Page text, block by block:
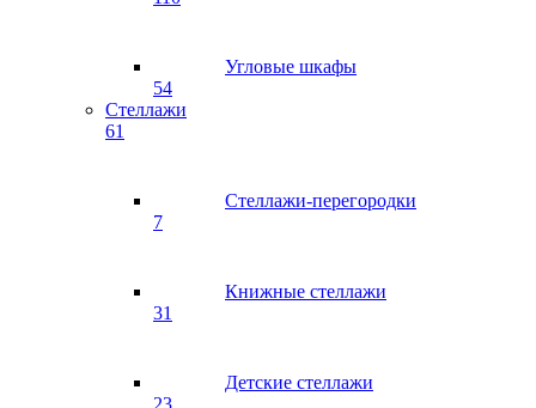
Угловые шкафы
54
Стеллажи
61
Стеллажи-перегородки
7
Книжные стеллажи
31
Детские стеллажи
23